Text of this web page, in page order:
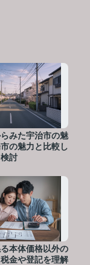
みた宇治市の魅
の魅力と比較し
討
本体価格以外の
金や登記を理解